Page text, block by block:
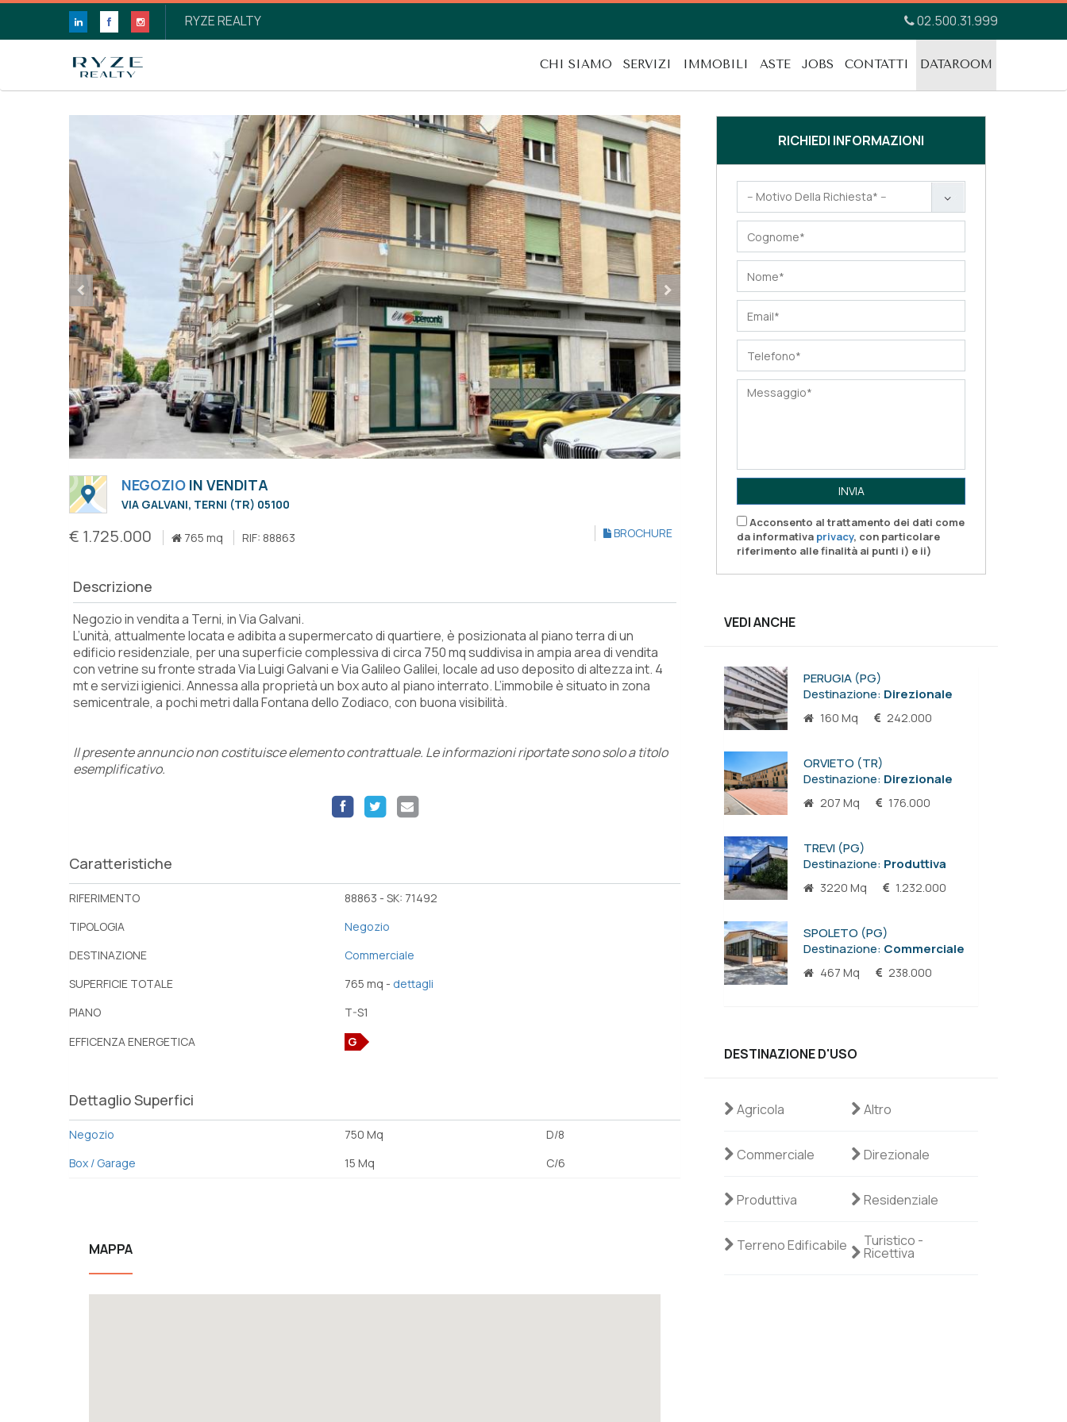
RYZE REALTY 02.500.31.999
CHI SIAMO SERVIZI IMMOBILI ASTE JOBS CONTATTI DATAROOM
NEGOZIO IN VENDITA
VIA GALVANI, TERNI (TR) 05100
€ 1.725.000 765 mq RIF: 88863 BROCHURE
Descrizione
Negozio in vendita a Terni, in Via Galvani.
L’unità, attualmente locata e adibita a supermercato di quartiere, è posizionata al piano terra di un
edificio residenziale, per una superficie complessiva di circa 750 mq suddivisa in ampia area di vendita
con vetrine su fronte strada Via Luigi Galvani e Via Galileo Galilei, locale ad uso deposito di altezza int. 4
mt e servizi igienici. Annessa alla proprietà un box auto al piano interrato. L’immobile è situato in zona
semicentrale, a pochi metri dalla Fontana dello Zodiaco, con buona visibilità.
Il presente annuncio non costituisce elemento contrattuale. Le informazioni riportate sono solo a titolo
esemplificativo.
Caratteristiche
RIFERIMENTO
88863 - SK: 71492
TIPOLOGIA
Negozio
DESTINAZIONE
Commerciale
SUPERFICIE TOTALE
765 mq - dettagli
PIANO
T-S1
EFFICENZA ENERGETICA
G
Dettaglio Superfici
Negozio 750 Mq
D/8
Box / Garage
15 Mq C/6
MAPPA
RICHIEDI INFORMAZIONI
INVIA
Acconsento al trattamento dei dati come
da informativa privacy, con particolare
riferimento alle finalità ai punti i) e ii)
VEDI ANCHE
PERUGIA (PG)
Destinazione: Direzionale
160 Mq 242.000
ORVIETO (TR)
Destinazione: Direzionale
207 Mq 176.000
TREVI (PG)
Destinazione: Produttiva
3220 Mq 1.232.000
SPOLETO (PG)
Destinazione: Commerciale
467 Mq 238.000
DESTINAZIONE D'USO
Agricola Altro
Commerciale Direzionale
Produttiva Residenziale
Terreno Edificabile Turistico -
Ricettiva